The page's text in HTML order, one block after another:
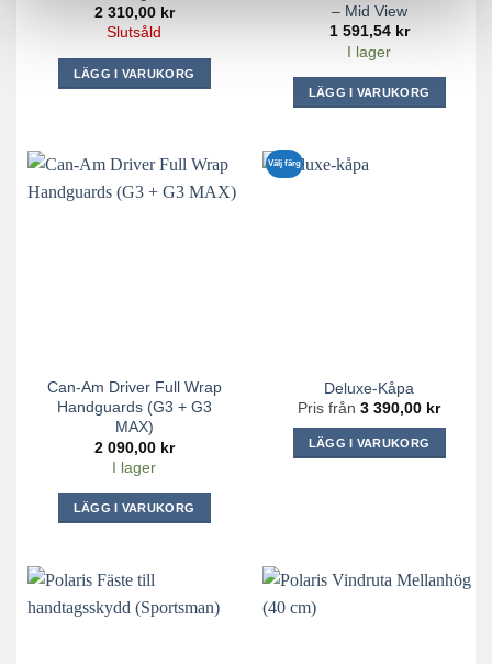
2 310,00 kr
Slutsåld
LÄGG I VARUKORG
– Mid View
1 591,54 kr
I lager
LÄGG I VARUKORG
Can-Am Driver Full Wrap
Handguards (G3 + G3
MAX)
2 090,00 kr
I lager
LÄGG I VARUKORG
Välj färg
Deluxe-Kåpa
Pris från 3 390,00 kr
LÄGG I VARUKORG
varianter.